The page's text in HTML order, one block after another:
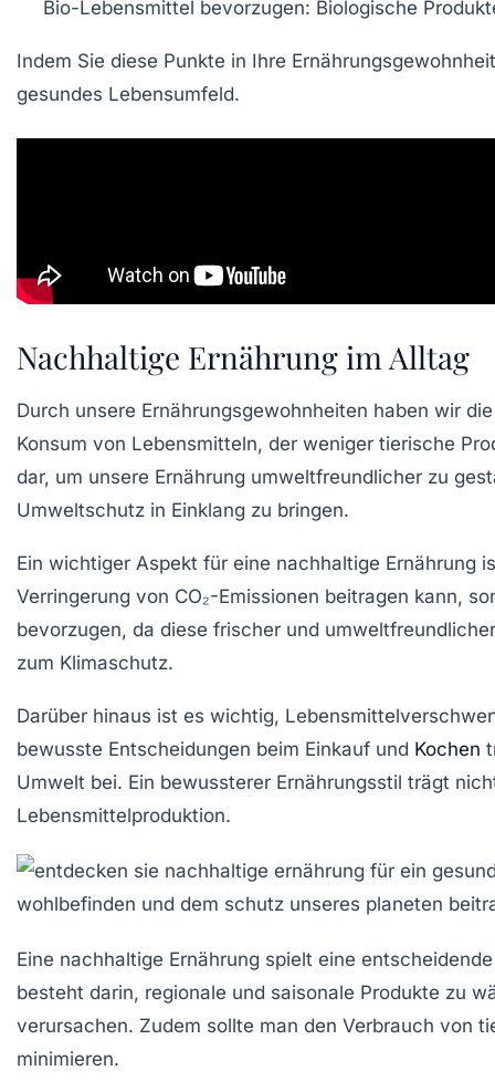
Bio-Lebensmittel bevorzugen: Biologische
Indem Sie diese Punkte in Ihre
gesundes Lebensumfeld.
Nachhaltige Ernährung im Alltag
Durch unsere Ernährungsgewohnheiten haben wir
Konsum von Lebensmitteln, der weniger tierische
dar, um unsere Ernährung umweltfreundlicher zu
Umweltschutz in Einklang zu bringen.
Ein wichtiger Aspekt für eine nachhaltige Ernährung
Verringerung von CO₂-Emissionen beitragen kann,
bevorzugen, da diese frischer und
zum Klimaschutz.
Darüber hinaus ist es wichtig,
bewusste Entscheidungen beim Einkauf und Kochen
Umwelt bei. Ein bewussterer Ernährungsstil trägt
Lebensmittelproduktion.
Eine nachhaltige Ernährung spielt eine
besteht darin, regionale und saisonale Produkte zu
verursachen. Zudem sollte man den Verbrauch von
minimieren.